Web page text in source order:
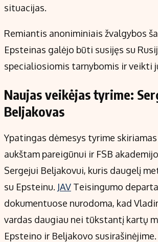
situacijas.
Remiantis anoniminiais žvalgybos
Epsteinas galėjo būti susijęs su
specialiosiomis tarnybomis ir veikti
Naujas veikėjas tyrime:
Beljakovas
Ypatingas dėmesys tyrime
aukštam pareigūnui ir FSB
Sergejui Beljakovui, kuris daugelį
su Epsteinu. JAV Teisingumo
dokumentuose nurodoma, kad
vardas daugiau nei tūkstantį kartų
Epsteino ir Beljakovo